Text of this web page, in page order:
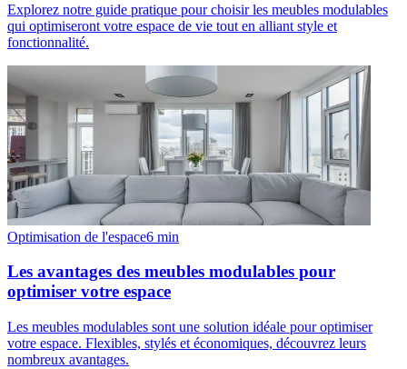
Explorez notre guide pratique pour choisir les meubles modulables
qui optimiseront votre espace de vie tout en alliant style et
fonctionnalité.
Optimisation de l'espace6 min
Les avantages des meubles modulables pour
optimiser votre espace
Les meubles modulables sont une solution idéale pour optimiser
votre espace. Flexibles, stylés et économiques, découvrez leurs
nombreux avantages.